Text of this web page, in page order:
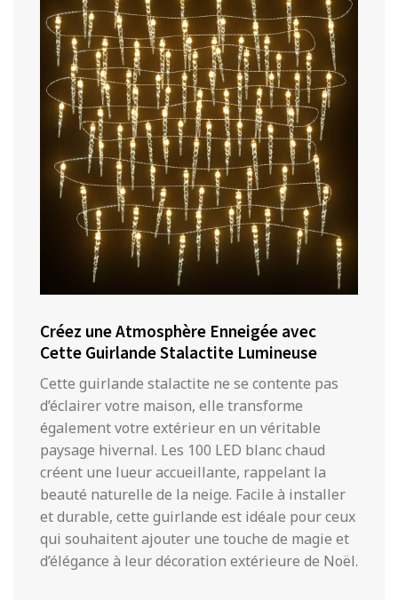
Créez une Atmosphère Enneigée avec
Cette Guirlande Stalactite Lumineuse
Cette guirlande stalactite ne se contente pas
d’éclairer votre maison, elle transforme
également votre extérieur en un véritable
paysage hivernal. Les 100 LED blanc chaud
créent une lueur accueillante, rappelant la
beauté naturelle de la neige. Facile à installer
et durable, cette guirlande est idéale pour ceux
qui souhaitent ajouter une touche de magie et
d’élégance à leur décoration extérieure de Noël.